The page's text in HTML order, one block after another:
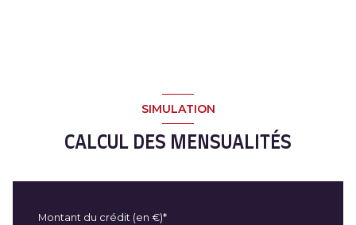
SIMULATION
CALCUL DES MENSUALITÉS
Montant du crédit (en €)*